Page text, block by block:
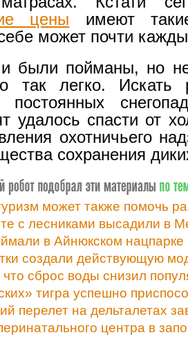
цены имеют
может почти
и были пойманы, но
так легко. Искать
удалось спасти от
охотничьего
сохранения
может также помочь
с лесниками высадили в
в Айнюкском нацпарке
создали действующую
сброс воды снизил
тигра успешно
перелет на дельталетах
центра в